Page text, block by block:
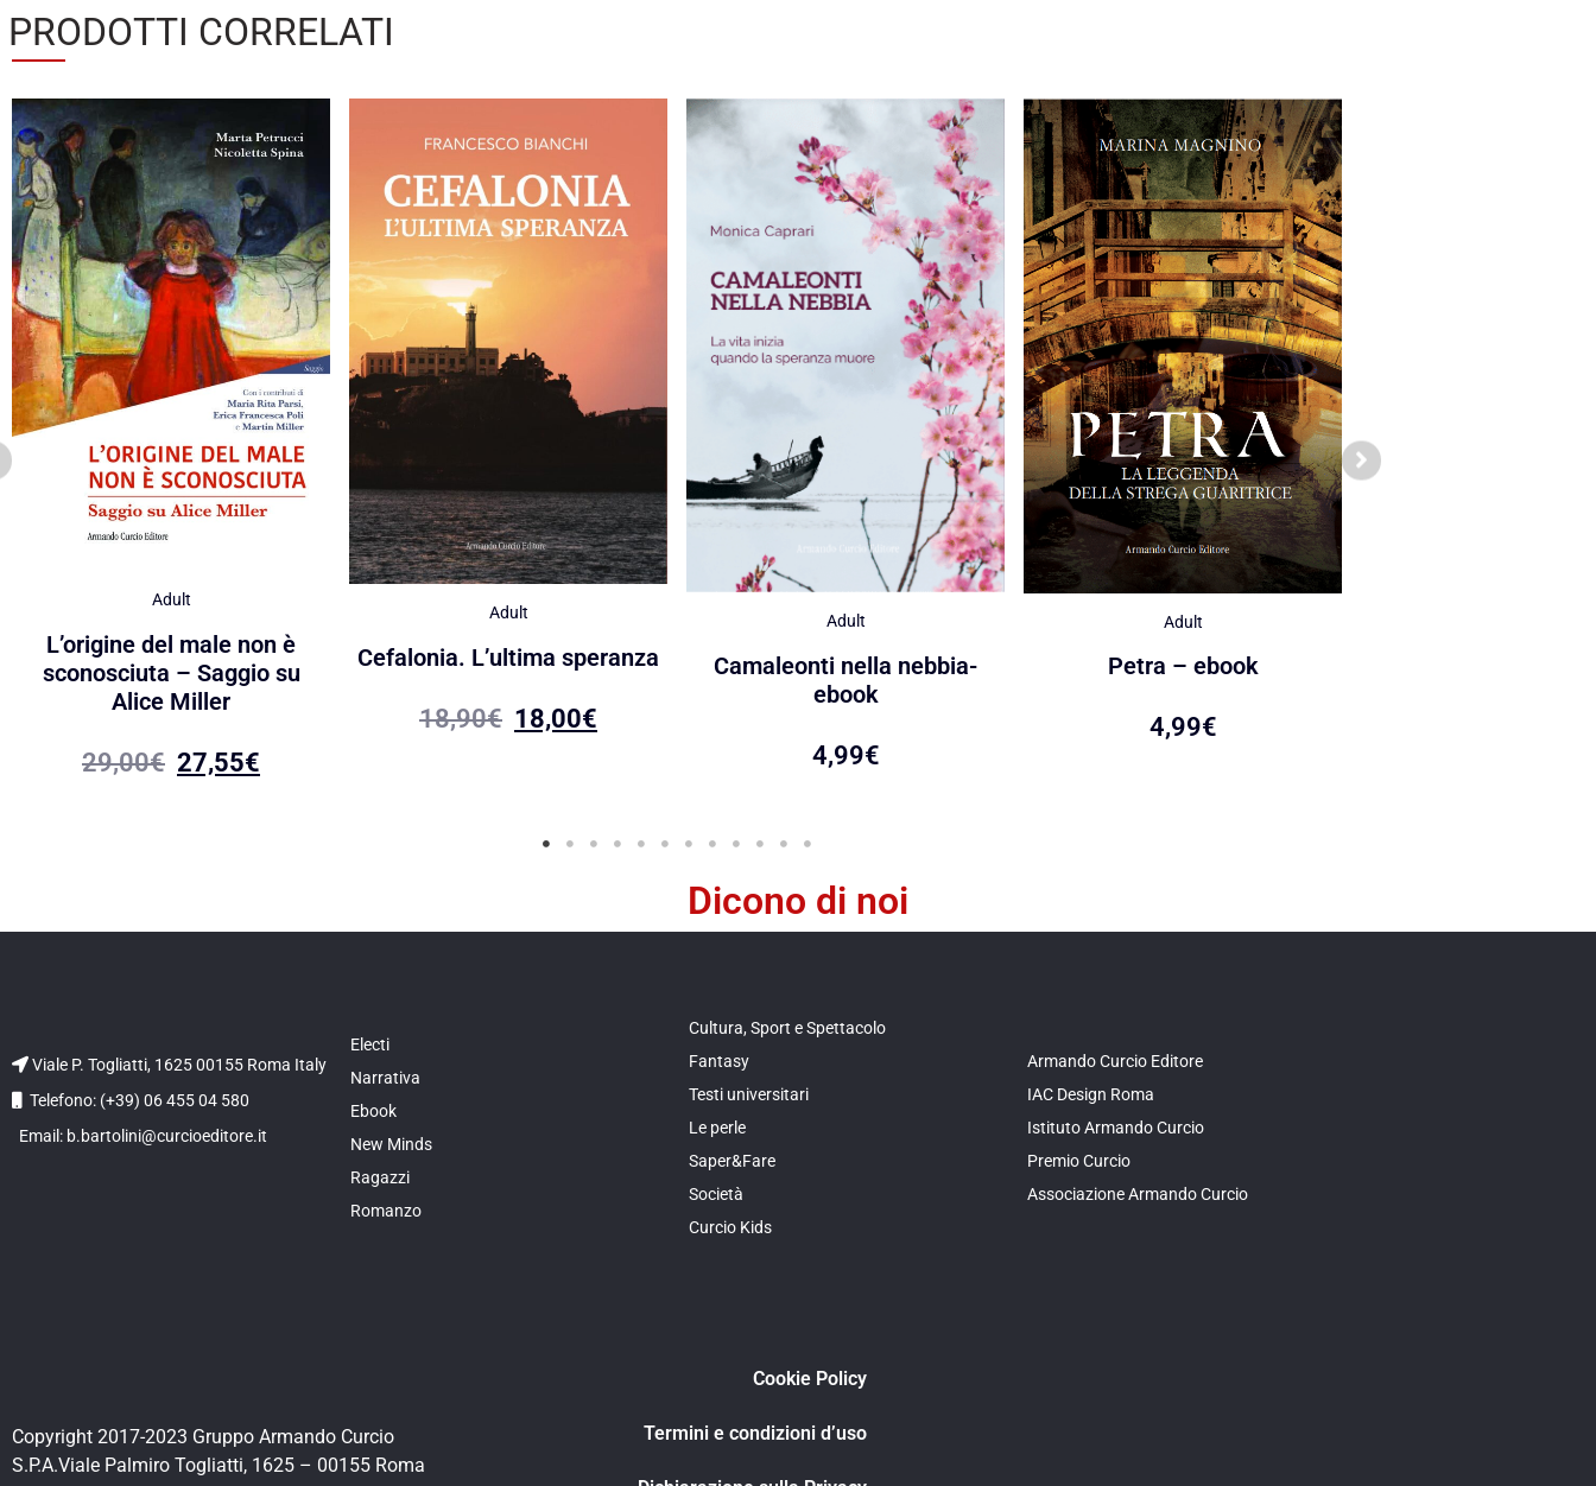
PRODOTTI CORRELATI
Adult
L’origine del male non è
sconosciuta – Saggio su
Alice Miller
29,00€ 27,55€
Adult
Cefalonia. L’ultima speranza
18,90€ 18,00€
Adult
Camaleonti nella nebbia-
ebook
4,99€
Adult
Petra – ebook
4,99€
Dicono di noi
Viale P. Togliatti, 1625 00155 Roma Italy
Telefono: (+39) 06 455 04 580
Email: b.bartolini@curcioeditore.it
Electi
Narrativa
Ebook
New Minds
Ragazzi
Romanzo
Cultura, Sport e Spettacolo
Fantasy
Testi universitari
Le perle
Saper&Fare
Società
Curcio Kids
Armando Curcio Editore
IAC Design Roma
Istituto Armando Curcio
Premio Curcio
Associazione Armando Curcio
Copyright 2017-2023 Gruppo Armando Curcio
S.P.A.Viale Palmiro Togliatti, 1625 – 00155 Roma
Cookie Policy
Termini e condizioni d’uso